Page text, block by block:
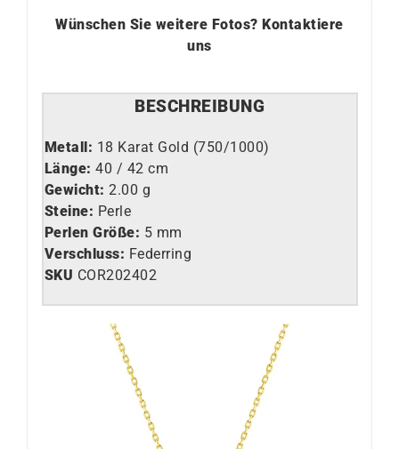
Wünschen Sie weitere Fotos?Kontaktiere
uns
BESCHREIBUNG
Metall: 18 Karat Gold (750/1000)
Länge: 40 / 42 cm
Gewicht: 2.00 g
Steine: Perle
Perlen Größe: 5 mm
Verschluss: Federring
SKU COR202402